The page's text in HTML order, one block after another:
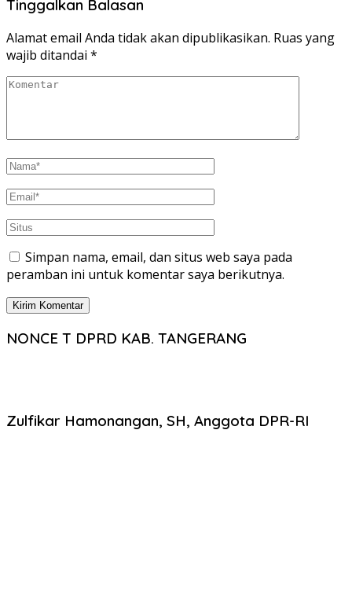
Tinggalkan Balasan
Alamat email Anda tidak akan dipublikasikan. Ruas yang
wajib ditandai *
Simpan nama, email, dan situs web saya pada
peramban ini untuk komentar saya berikutnya.
NONCE T DPRD KAB. TANGERANG
Zulfikar Hamonangan, SH, Anggota DPR-RI